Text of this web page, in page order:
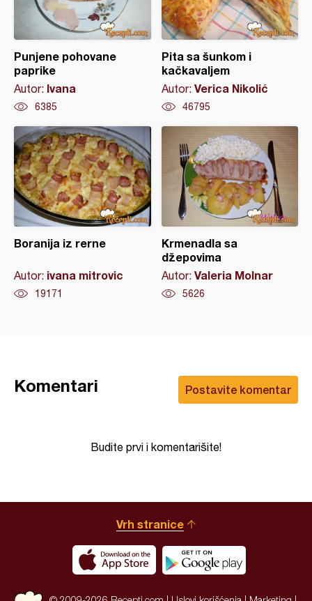
Punjene pohovane
paprike
Autor: Ivana
6385
Pita sa šunkom i
kačkavaljem
Autor: Verica Nikolić
46795
Boranija iz rerne
Autor: ivana mitrovic
19171
Krmenadla sa
džepovima
Autor: Valeria Molnar
5626
Postavite komentar
Komentari
Budite prvi i komentarišite!
Vrh stranice